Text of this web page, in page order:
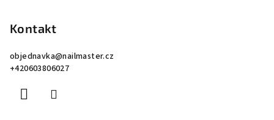
Kontakt
objednavka@nailmaster.cz
+420603806027